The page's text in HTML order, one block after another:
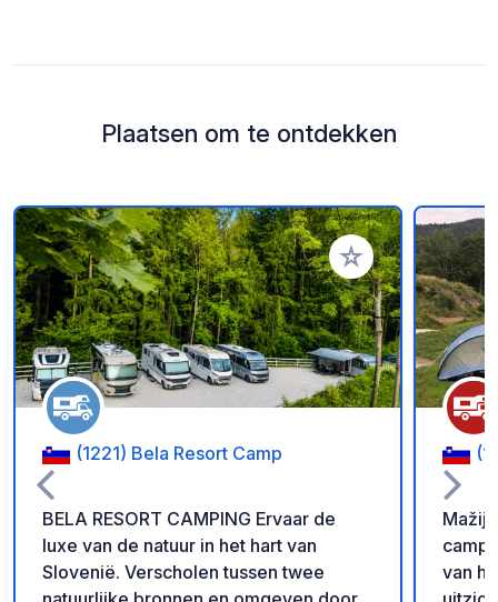
Plaatsen om te ontdekken
Voeg toe aan je
(1221) Bela Resort Camp
BELA RESORT CAMPING Ervaar de
luxe van de natuur in het hart van
Slovenië. Verscholen tussen twee
van